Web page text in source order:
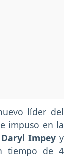
líder del
impuso en la
Daryl Impey y
tiempo de 4